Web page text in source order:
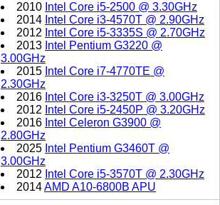
2010 Intel Core i5-2500 @ 3.30GHz
2014 Intel Core i3-4570T @ 2.90GHz
2012 Intel Core i5-3335S @ 2.70GHz
2013 Intel Pentium G3220 @
3.00GHz
2015 Intel Core i7-4770TE @
2.30GHz
2016 Intel Core i3-3250T @ 3.00GHz
2012 Intel Core i5-2450P @ 3.20GHz
2016 Intel Celeron G3900 @
2.80GHz
2025 Intel Pentium G3460T @
3.00GHz
2012 Intel Core i5-3570T @ 2.30GHz
2014AMD A10-6800B APU